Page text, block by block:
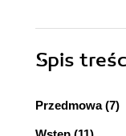
Spis
Przedmowa (7)